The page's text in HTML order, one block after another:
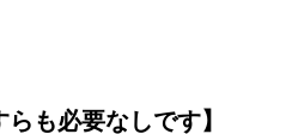
らも必要なしです】